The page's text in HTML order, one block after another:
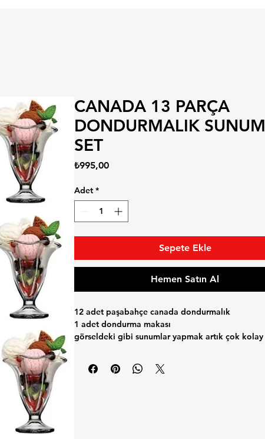
CANADA 13 PARÇA
DONDURMALIK SUNUM
SET
₺995,00Fiyat
Adet *
Sepete Ekle
Hemen Satın Al
12 adet paşabahçe canada dondurmalık
1 adet dondurma makası
görseldeki gibi sunumlar yapmak artık çok kolay